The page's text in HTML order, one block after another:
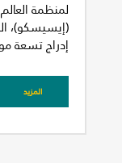
غير راض
لمنظمة
(إيسيسكو)،
إدراج تسعة
المزيد